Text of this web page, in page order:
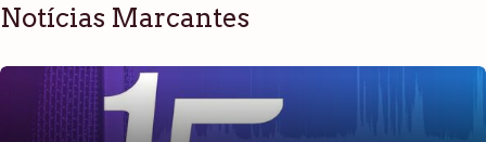
Notícias Marcantes